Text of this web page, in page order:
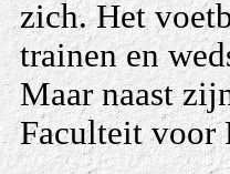
zich. Het
trainen en
Maar naast
Faculteit voor